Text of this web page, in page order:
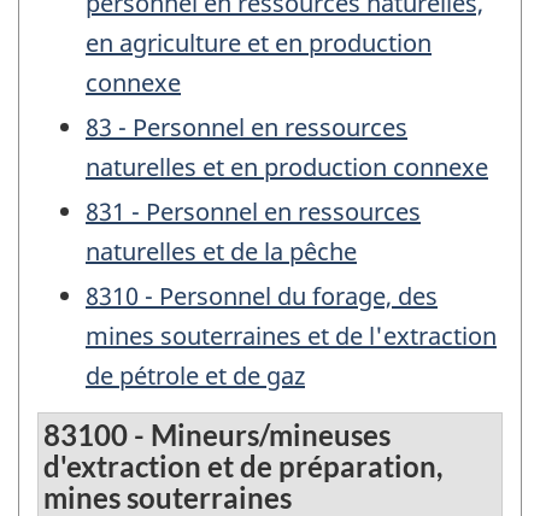
en agriculture et en production
connexe
83 - Personnel en ressources
naturelles et en production connexe
831 - Personnel en ressources
naturelles et de la pêche
8310 - Personnel du forage, des
mines souterraines et de l'extraction
de pétrole et de gaz
83100 - Mineurs/mineuses
d'extraction et de préparation,
mines souterraines